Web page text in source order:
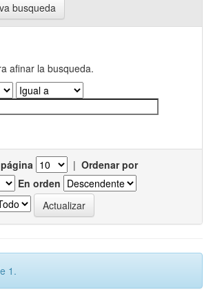
busqueda
afinar la busqueda.
| Ordenar por
En orden
1.